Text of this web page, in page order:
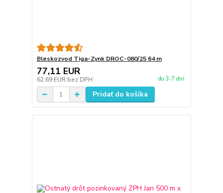
Bleskozvod Tiga-Zynk DROC-080/25 64 m
77,11 EUR
62,69 EUR bez DPH do 3-7 dní
Pridať do košíka